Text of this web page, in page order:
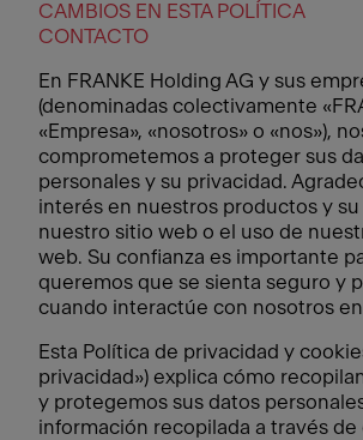
CAMBIOS EN ESTA POLÍTICA
CONTACTO
En FRANKE Holding AG y sus
(denominadas colectivamente
«Empresa», «nosotros» o «nos»),
comprometemos a proteger sus
personales y su privacidad.
interés en nuestros productos y su
nuestro sitio web o el uso de
web. Su confianza es importante
queremos que se sienta seguro y
cuando interactúe con nosotros
Esta Política de privacidad y
privacidad») explica cómo
y protegemos sus datos
información recopilada a través de